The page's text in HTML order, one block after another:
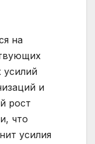
на
усилий
и
рост
что
усилия